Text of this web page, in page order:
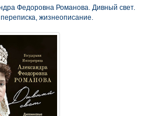
Федоровна Романова. Дивный свет.
жизнеописание.